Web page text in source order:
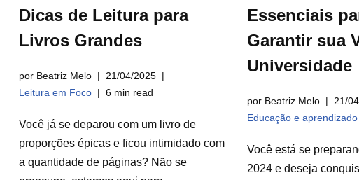
Dicas de Leitura para
Livros Grandes
por Beatriz Melo
21/04/2025
Leitura em Foco
6 min read
Você já se deparou com um livro de
proporções épicas e ficou intimidado com
a quantidade de páginas? Não se
Essenciais
Garantir sua
Universidade
por Beatriz Melo
21/
Educação e aprendizado
Você está se
2024 e deseja